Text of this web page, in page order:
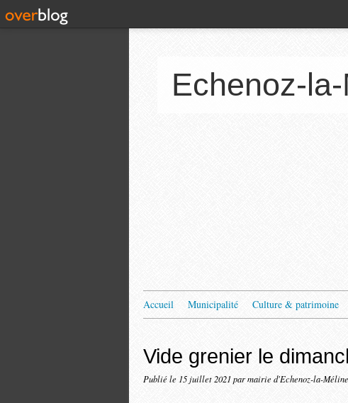
Echenoz-
Accueil Municipalité Culture & patrimoine
Vide grenier le
Publié le 15 juillet 2021par mairie d'Echenoz-la-Méline